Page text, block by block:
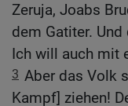
Zeruja, Joabs
dem Gatiter.
Ich will auch mit
3 Aber das Volk
Kampf] ziehen!